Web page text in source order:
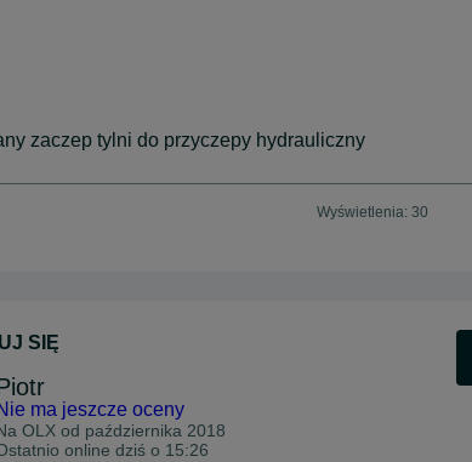
zaczep tylni do przyczepy hydrauliczny
Wyświetlenia: 30
SIĘ
ma jeszcze oceny
OLX od października 2018
online dziś o 15:26